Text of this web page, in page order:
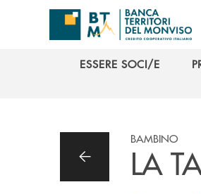
Salta al contenuto principale
ESSERE SOCI/E
BAMBINO
LA